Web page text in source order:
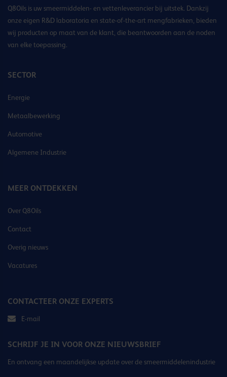
Q8Oils is uw smeermiddelen- en vettenleverancier bij uitstek. Dankzij
onze eigen R&D laboratoria en state-of-the-art mengfabrieken, bieden
wij producten op maat van de klant, die beantwoorden aan de noden
van elke toepassing.
SECTOR
Energie
Metaalbewerking
Automotive
Algemene Industrie
MEER ONTDEKKEN
Over Q8Oils
Contact
Overig nieuws
Vacatures
CONTACTEER ONZE EXPERTS
E-mail
SCHRIJF JE IN VOOR ONZE NIEUWSBRIEF
En ontvang een maandelijkse update over de smeermiddelenindustrie